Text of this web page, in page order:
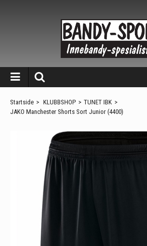
Startside > KLUBBSHOP > TUNET IBK >
JAKO Manchester Shorts Sort Junior (4400)